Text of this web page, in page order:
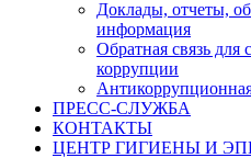
Доклады, отчеты,
информация
Обратная связь
коррупции
ПРЕСС-СЛУЖБА
КОНТАКТЫ
ЦЕНТР ГИГИЕНЫ И